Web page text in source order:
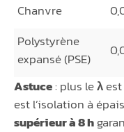
Chanvre
Polystyrène
expansé (PSE)
Astuce: plus leλ
est l’isolation à
supérieur à 8 h